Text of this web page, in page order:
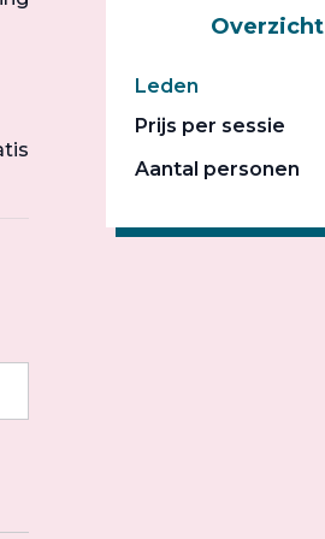
Overzicht
Leden
Prijs per sessie
Aantal personen